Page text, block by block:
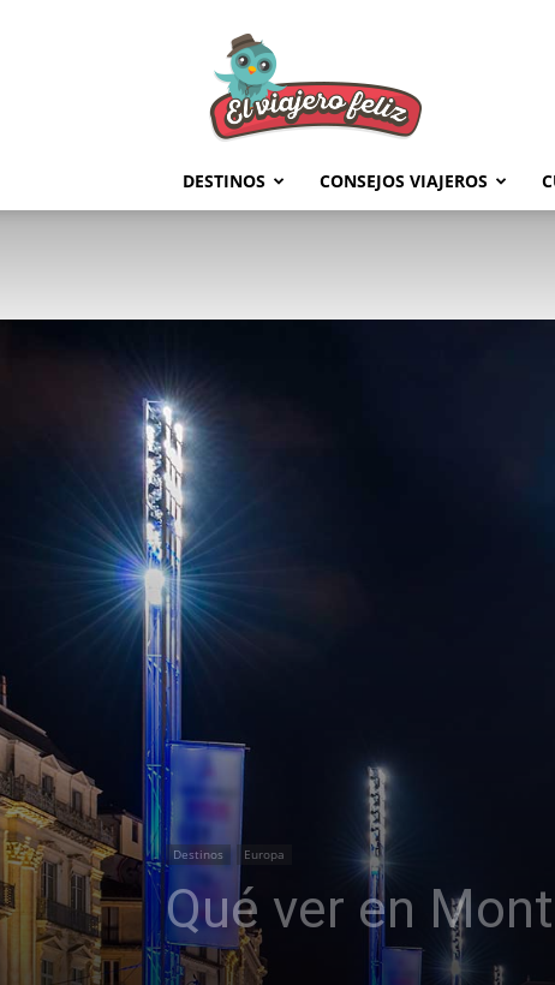
Feliz
DESTINOS CONSEJOS VIAJEROS
Destinos Europa
Qué ver en